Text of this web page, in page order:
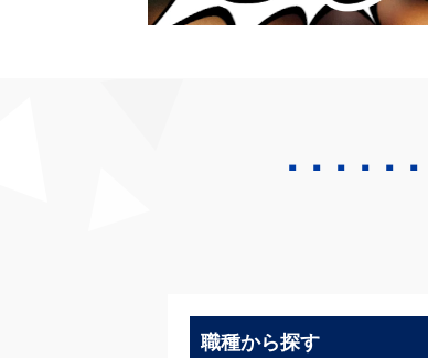
･･････
職種から探す